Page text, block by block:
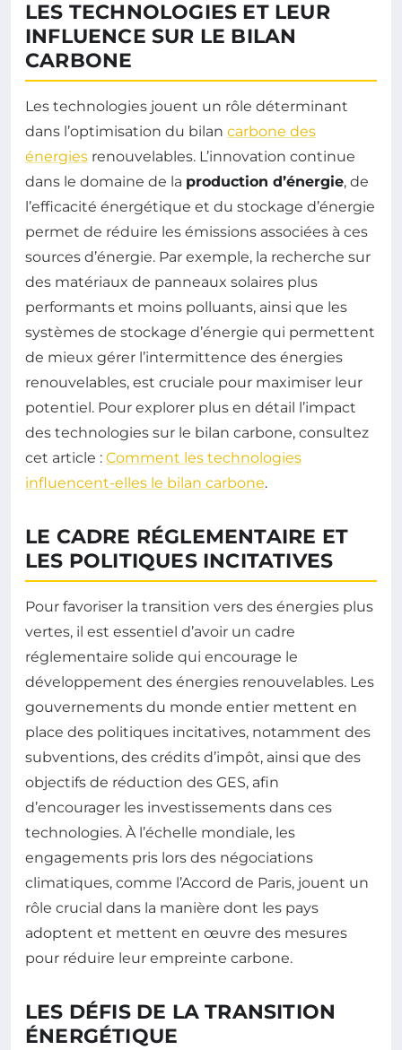
LES TECHNOLOGIES ET LEUR
INFLUENCE SUR LE BILAN
CARBONE
Les technologies jouent un rôle déterminant
dans l’optimisation du bilan carbone des
énergies renouvelables. L’innovation continue
dans le domaine de la production d’énergie, de
l’efficacité énergétique et du stockage d’énergie
permet de réduire les émissions associées à ces
sources d’énergie. Par exemple, la recherche sur
des matériaux de panneaux solaires plus
performants et moins polluants, ainsi que les
systèmes de stockage d’énergie qui permettent
de mieux gérer l’intermittence des énergies
renouvelables, est cruciale pour maximiser leur
potentiel. Pour explorer plus en détail l’impact
des technologies sur le bilan carbone, consultez
cet article : Comment les technologies
influencent-elles le bilan carbone.
LE CADRE RÉGLEMENTAIRE ET
LES POLITIQUES INCITATIVES
Pour favoriser la transition vers des énergies plus
vertes, il est essentiel d’avoir un cadre
réglementaire solide qui encourage le
développement des énergies renouvelables. Les
gouvernements du monde entier mettent en
place des politiques incitatives, notamment des
subventions, des crédits d’impôt, ainsi que des
objectifs de réduction des GES, afin
d’encourager les investissements dans ces
technologies. À l’échelle mondiale, les
engagements pris lors des négociations
climatiques, comme l’Accord de Paris, jouent un
rôle crucial dans la manière dont les pays
adoptent et mettent en œuvre des mesures
pour réduire leur empreinte carbone.
LES DÉFIS DE LA TRANSITION
ÉNERGÉTIQUE